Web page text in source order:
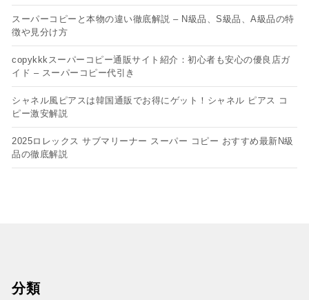
スーパーコピーと本物の違い徹底解説 – N級品、S級品、A級品の特
徴や見分け方
copykkkスーパーコピー通販サイト紹介：初心者も安心の優良店ガ
イド – スーパーコピー代引き
シャネル風ピアスは韓国通販でお得にゲット！シャネル ピアス コ
ピー​激安解説
2025ロレックス サブマリーナー スーパー コピー おすすめ最新N級
品の徹底解説
分類